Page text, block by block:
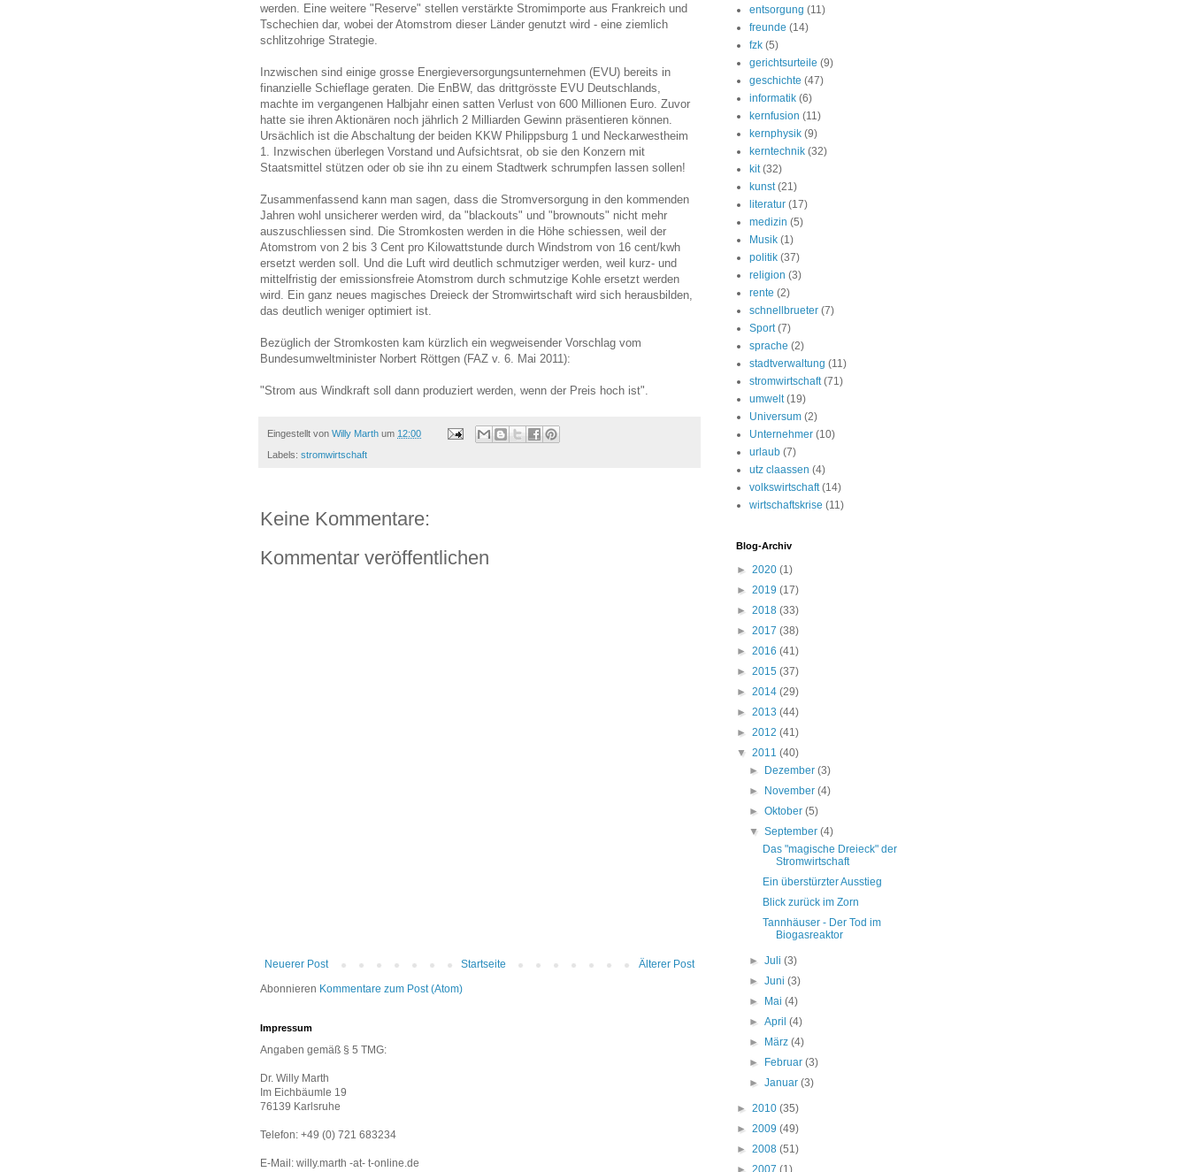
werden. Eine weitere "Reserve" stellen verstärkte Stromimporte aus Frankreich und
Tschechien dar, wobei der Atomstrom dieser Länder genutzt wird - eine ziemlich
schlitzohrige Strategie.
Inzwischen sind einige grosse Energieversorgungsunternehmen (EVU) bereits in
finanzielle Schieflage geraten. Die EnBW, das drittgrösste EVU Deutschlands,
machte im vergangenen Halbjahr einen satten Verlust von 600 Millionen Euro. Zuvor
hatte sie ihren Aktionären noch jährlich 2 Milliarden Gewinn präsentieren können.
Ursächlich ist die Abschaltung der beiden KKW Philippsburg 1 und Neckarwestheim
1. Inzwischen überlegen Vorstand und Aufsichtsrat, ob sie den Konzern mit
Staatsmittel stützen oder ob sie ihn zu einem Stadtwerk schrumpfen lassen sollen!
Zusammenfassend kann man sagen, dass die Stromversorgung in den kommenden
Jahren wohl unsicherer werden wird, da "blackouts" und "brownouts" nicht mehr
auszuschliessen sind. Die Stromkosten werden in die Höhe schiessen, weil der
Atomstrom von 2 bis 3 Cent pro Kilowattstunde durch Windstrom von 16 cent/kwh
ersetzt werden soll. Und die Luft wird deutlich schmutziger werden, weil kurz- und
mittelfristig der emissionsfreie Atomstrom durch schmutzige Kohle ersetzt werden
wird. Ein ganz neues magisches Dreieck der Stromwirtschaft wird sich herausbilden,
das deutlich weniger optimiert ist.
Bezüglich der Stromkosten kam kürzlich ein wegweisender Vorschlag vom
Bundesumweltminister Norbert Röttgen (FAZ v. 6. Mai 2011):
"Strom aus Windkraft soll dann produziert werden, wenn der Preis hoch ist".
Eingestellt von Willy Marth um 12:00
Labels: stromwirtschaft
Keine Kommentare:
Kommentar veröffentlichen
Neuerer Post Älterer Post
Startseite
Abonnieren Kommentare zum Post (Atom)
Impressum
Angaben gemäß § 5 TMG:
Dr. Willy Marth
Im Eichbäumle 19
76139 Karlsruhe
Telefon: +49 (0) 721 683234
E-Mail: willy.marth -at- t-online.de
entsorgung (11)
freunde (14)
fzk (5)
gerichtsurteile (9)
geschichte (47)
informatik (6)
kernfusion (11)
kernphysik (9)
kerntechnik (32)
kit (32)
kunst (21)
literatur (17)
medizin (5)
Musik (1)
politik (37)
religion (3)
rente (2)
schnellbrueter (7)
Sport (7)
sprache (2)
stadtverwaltung (11)
stromwirtschaft (71)
umwelt (19)
Universum (2)
Unternehmer (10)
urlaub (7)
utz claassen (4)
volkswirtschaft (14)
wirtschaftskrise (11)
Blog-Archiv
► 2020 (1)
► 2019 (17)
► 2018 (33)
► 2017 (38)
► 2016 (41)
► 2015 (37)
► 2014 (29)
► 2013 (44)
► 2012 (41)
▼ 2011 (40)
►
Dezember(3)
►
November(4)
►Oktober(5)
▼September(4)
Das "magische Dreieck" der
Stromwirtschaft
Ein überstürzter Ausstieg
Blick zurück im Zorn
Tannhäuser - Der Tod im
Biogasreaktor
►Juli(3)
►Juni(3)
►
Mai(4)
►April(4)
►
März(4)
►
Februar(3)
►Januar(3)
► 2010 (35)
► 2009 (49)
► 2008 (51)
► 2007 (1)